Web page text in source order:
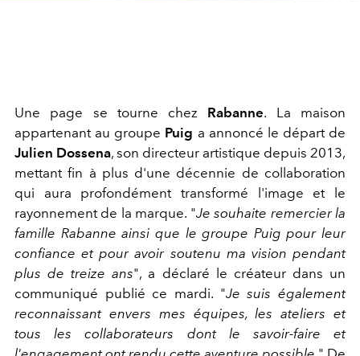
Une page se tourne chez Rabanne. La maison
appartenant au groupe Puig a annoncé le départ de
Julien Dossena, son directeur artistique depuis 2013,
mettant fin à plus d'une décennie de collaboration
qui aura profondément transformé l'image et le
rayonnement de la marque. "Je souhaite remercier la
famille Rabanne ainsi que le groupe Puig pour leur
confiance et pour avoir soutenu ma vision pendant
plus de treize ans", a déclaré le créateur dans un
communiqué publié ce mardi. "Je suis également
reconnaissant envers mes équipes, les ateliers et
tous les collaborateurs dont le savoir-faire et